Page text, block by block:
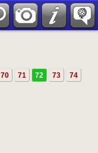
70 71 72 73 74